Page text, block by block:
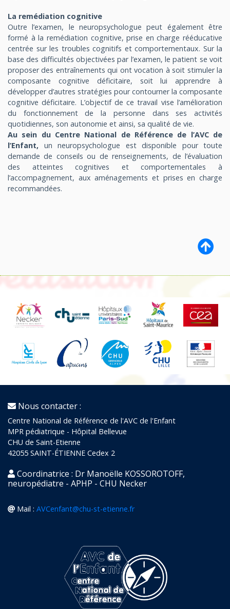
La remédiation cognitive
Outre l’examen, le neuropsychologue peut également être
formé à la remédiation cognitive, prise en charge rééducative
centrée sur les troubles cognitifs et comportementaux. Sur la
base des difficultés objectivées par l’examen, le patient se voit
proposer des entraînements qui ont vocation à soit stimuler la
composante cognitive déficitaire, soit lui apprendre à
développer d’autres stratégies pour contourner la composante
cognitive déficitaire. L’objectif de ce travail vise l’amélioration
du fonctionnement de la personne dans ses activités
quotidiennes, son autonomie et ainsi, sa qualité de vie.
Au sein du Centre National de Référence de l’AVC de
l’Enfant, un neuropsychologue est disponible pour toute
demande de conseils ou de renseignements, de l’évaluation
des atteintes cognitives et comportementales à
l’accompagnement, aux aménagements et prises en charge
recommandées.
Nous contacter :
Centre National de Référence de l'AVC de l'Enfant
MPR pédiatrique - Hôpital Bellevue
CHU de Saint-Etienne
42055 SAINT-ÉTIENNE Cedex 2
Coordinatrice : Dr Manoëlle KOSSOROTOFF,
neuropédiatre - APHP - CHU Necker
Mail : AVCenfant@chu-st-etienne.fr